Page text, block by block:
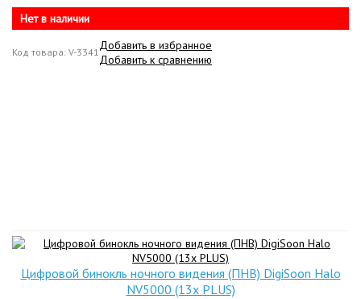
Нет в наличии
Код товара: V-3341 Добавить в избранное
Добавить к сравнению
Цифровой бинокль ночного видения (ПНВ) DigiSoon Halo
NV5000 (13x PLUS)